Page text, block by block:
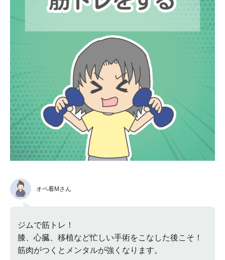
オペ看Mさん
ジムで筋トレ！
膝、心臓、移植など忙しい手術をこなした後こそ！
筋肉がつくとメンタルが強くなります。